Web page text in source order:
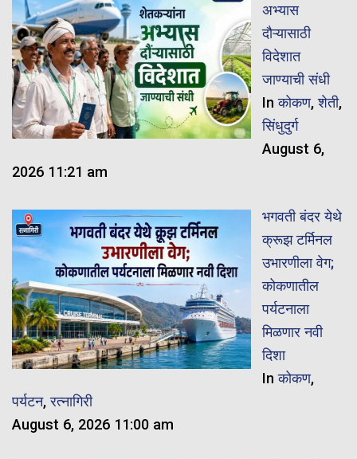
अभ्यास
दौऱ्यासाठी
विदेशात
जाण्याची संधी
Inकोकण,शेती,
सिंधुदुर्ग
August 6,
2026 11:21 am
भगवती बंदर येथे
क्रूझ टर्मिनल
उभारणीला वेग;
कोकणातील
पर्यटनाला
मिळणार नवी
दिशा
Inकोकण,
पर्यटन,रत्नागिरी
August 6, 2026 11:00 am